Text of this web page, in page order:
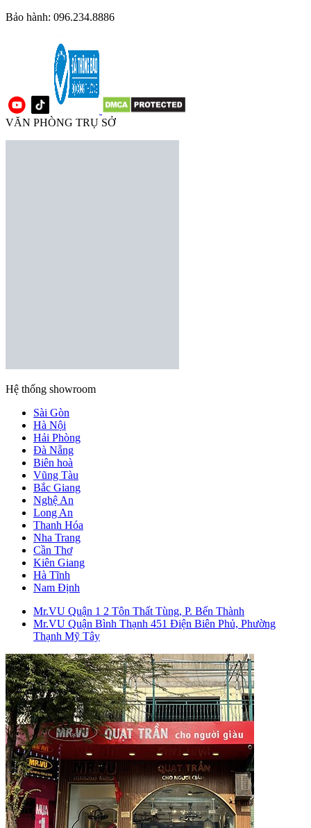
Bảo hành: 096.234.8886
VĂN PHÒNG TRỤ SỞ
Hệ thống showroom
Sài Gòn
Hà Nội
Hải Phòng
Đà Nẵng
Biên hoà
Vũng Tàu
Bắc Giang
Nghệ An
Long An
Thanh Hóa
Nha Trang
Cần Thơ
Kiên Giang
Hà Tĩnh
Nam Định
Mr.VU Quận 1 2 Tôn Thất Tùng, P. Bến Thành
Mr.VU Quận Bình Thạnh 451 Điện Biên Phủ, Phường
Thạnh Mỹ Tây